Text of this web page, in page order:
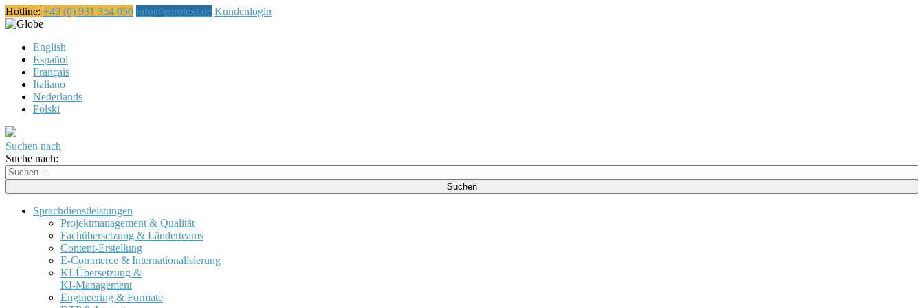
Hotline: +49 (0) 931 354 050 info@eurotext.de Kundenlogin
English
Español
Français
Italiano
Nederlands
Polski
Suchen nach
Suche nach:
Sprachdienstleistungen
Projektmanagement & Qualität
Fachübersetzung & Länderteams
Content-Erstellung
E-Commerce & Internationalisierung
KI-Übersetzung &
KI-Management
Engineering & Formate